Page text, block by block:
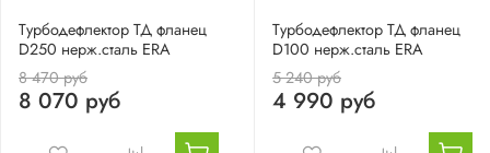
Турбодефлектор ТД фланец
D250 нерж.сталь ERA
8 470 руб
8 070 руб
Турбодефлектор ТД фланец
D100 нерж.сталь ERA
5 240 руб
4 990 руб